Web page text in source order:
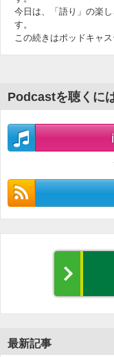
今日は、「語り」の楽
す。
この続きはポッドキャ
Podcastを聴くに
最新記事